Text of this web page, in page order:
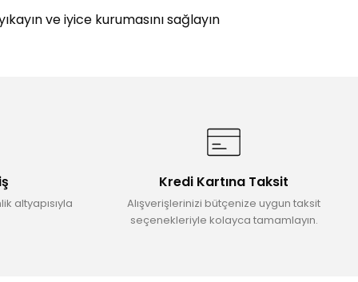
ve iyice kurumasını sağlayın
altyapısıyla
Kredi Kartına Taksit
Alışverişlerinizi bütçenize uygun taksit
seçenekleriyle kolayca tamamlayın.